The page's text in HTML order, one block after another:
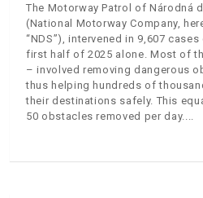
The Motorway Patrol of Národná
(National Motorway Company,
“NDS”), intervened in 9,607
first half of 2025 alone. Most of
– involved removing dangerous
thus helping hundreds of
their destinations safely. This
50 obstacles removed per day.